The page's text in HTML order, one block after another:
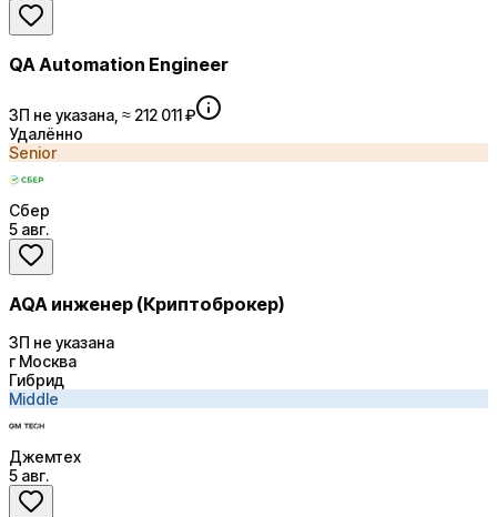
QA Automation Engineer
ЗП не указана, ≈ 212 011 ₽
Удалённо
Senior
Сбер
5 авг.
AQA инженер (Криптоброкер)
ЗП не указана
г Москва
Гибрид
Middle
Джемтех
5 авг.